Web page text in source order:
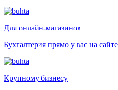
Для онлайн-магазинов
Бухгалтерия прямо у вас на сайте
Крупному бизнесу